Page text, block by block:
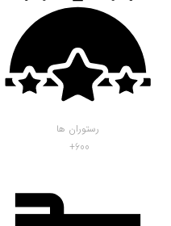
رستوران ها
600